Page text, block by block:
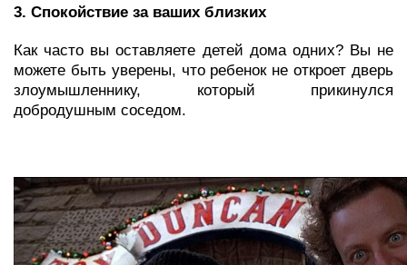
3. Спокойствие за ваших близких
Как часто вы оставляете детей дома одних? Вы не
можете быть уверены, что ребенок не откроет дверь
злоумышленнику, который прикинулся
добродушным соседом.